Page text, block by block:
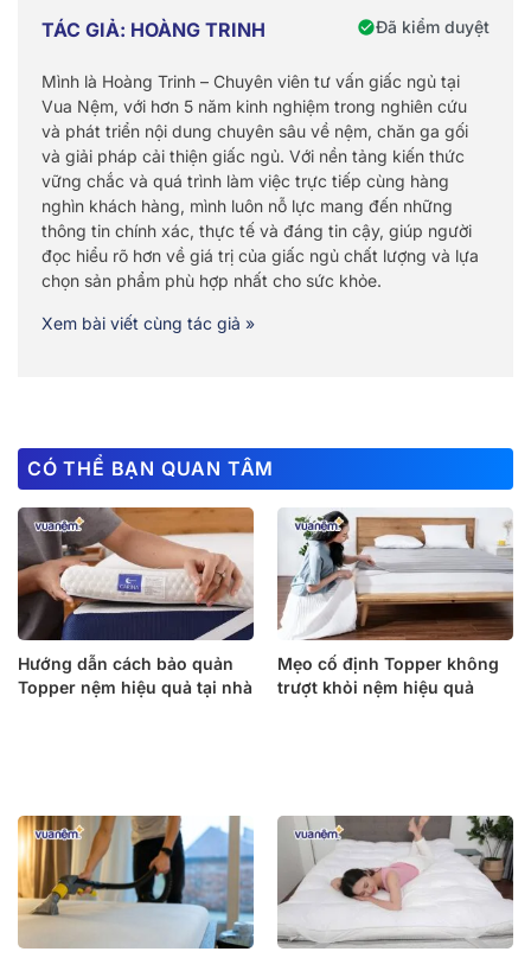
TÁC GIẢ: HOÀNG TRINH Đã kiểm duyệt
Mình là Hoàng Trinh – Chuyên viên tư vấn giấc ngủ tại
Vua Nệm, với hơn 5 năm kinh nghiệm trong nghiên cứu
và phát triển nội dung chuyên sâu về nệm, chăn ga gối
và giải pháp cải thiện giấc ngủ. Với nền tảng kiến thức
vững chắc và quá trình làm việc trực tiếp cùng hàng
nghìn khách hàng, mình luôn nỗ lực mang đến những
thông tin chính xác, thực tế và đáng tin cậy, giúp người
đọc hiểu rõ hơn về giá trị của giấc ngủ chất lượng và lựa
chọn sản phẩm phù hợp nhất cho sức khỏe.
Xem bài viết cùng tác giả »
CÓ THỂ BẠN QUAN TÂM
Hướng dẫn cách bảo quản
Topper nệm hiệu quả tại nhà
Mẹo cố định Topper không
trượt khỏi nệm hiệu quả